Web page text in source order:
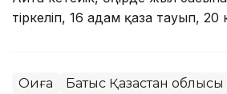
тіркеліп, 16 адам қаза тауып, 20
Оқиға Батыс Қазақстан облысы